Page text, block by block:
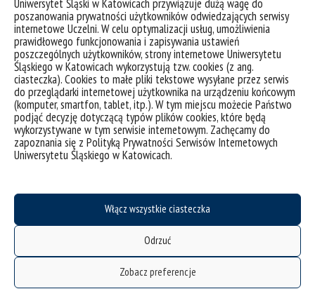
Uniwersytet Śląski w Katowicach przywiązuje dużą wagę do
poszanowania prywatności użytkowników odwiedzających serwisy
internetowe Uczelni. W celu optymalizacji usług, umożliwienia
prawidłowego funkcjonowania i zapisywania ustawień
poszczególnych użytkowników, strony internetowe Uniwersytetu
Śląskiego w Katowicach wykorzystują tzw. cookies (z ang.
ciasteczka). Cookies to małe pliki tekstowe wysyłane przez serwis
do przeglądarki internetowej użytkownika na urządzeniu końcowym
(komputer, smartfon, tablet, itp.). W tym miejscu możecie Państwo
podjąć decyzję dotyczącą typów plików cookies, które będą
wykorzystywane w tym serwisie internetowym. Zachęcamy do
zapoznania się z Polityką Prywatności Serwisów Internetowych
Uniwersytetu Śląskiego w Katowicach.
Włącz wszystkie ciasteczka
Odrzuć
Zobacz preferencje
matematyka
nauki chemiczne
nauki fizyczne